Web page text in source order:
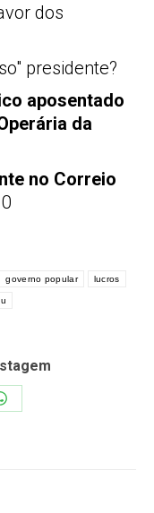
dos
presidente?
aposentado
da
no Correio
governo popular lucros